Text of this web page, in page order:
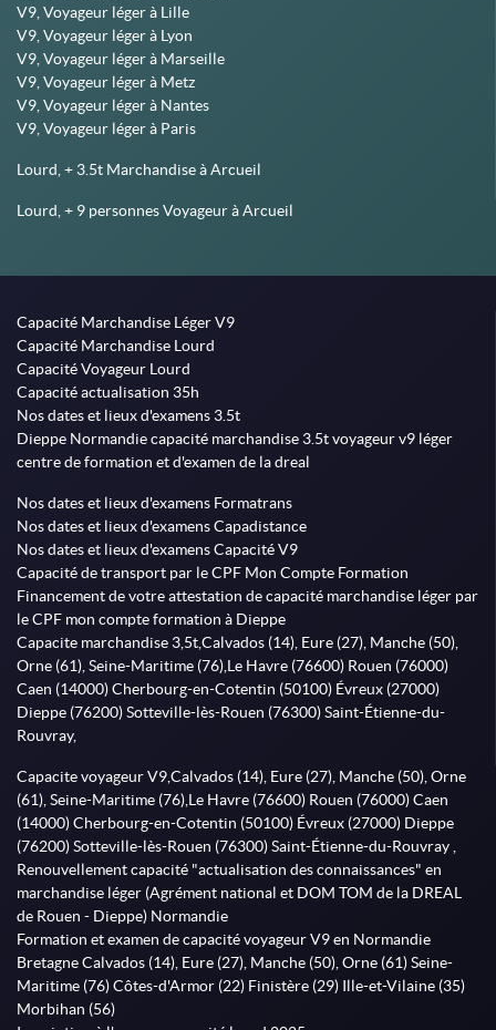
V9, Voyageur léger à Lille
V9, Voyageur léger à Lyon
V9, Voyageur léger à Marseille
V9, Voyageur léger à Metz
V9, Voyageur léger à Nantes
V9, Voyageur léger à Paris
Lourd, + 3.5t Marchandise à Arcueil
Lourd, + 9 personnes Voyageur à Arcueil
Capacité Marchandise Léger V9
Capacité Marchandise Lourd
Capacité Voyageur Lourd
Capacité actualisation 35h
Nos dates et lieux d'examens 3.5t
Dieppe Normandie capacité marchandise 3.5t voyageur v9 léger
centre de formation et d'examen de la dreal
Nos dates et lieux d'examens Formatrans
Nos dates et lieux d'examens Capadistance
Nos dates et lieux d'examens Capacité V9
Capacité de transport par le CPF Mon Compte Formation
Financement de votre attestation de capacité marchandise léger par
le CPF mon compte formation à Dieppe
Capacite marchandise 3,5t,Calvados (14), Eure (27), Manche (50),
Orne (61), Seine-Maritime (76),Le Havre (76600) Rouen (76000)
Caen (14000) Cherbourg-en-Cotentin (50100) Évreux (27000)
Dieppe (76200) Sotteville-lès-Rouen (76300) Saint-Étienne-du-
Rouvray,
Capacite voyageur V9,Calvados (14), Eure (27), Manche (50), Orne
(61), Seine-Maritime (76),Le Havre (76600) Rouen (76000) Caen
(14000) Cherbourg-en-Cotentin (50100) Évreux (27000) Dieppe
(76200) Sotteville-lès-Rouen (76300) Saint-Étienne-du-Rouvray ,
Renouvellement capacité "actualisation des connaissances" en
marchandise léger (Agrément national et DOM TOM de la DREAL
de Rouen - Dieppe) Normandie
Formation et examen de capacité voyageur V9 en Normandie
Bretagne Calvados (14), Eure (27), Manche (50), Orne (61) Seine-
Maritime (76) Côtes-d'Armor (22) Finistère (29) Ille-et-Vilaine (35)
Morbihan (56)